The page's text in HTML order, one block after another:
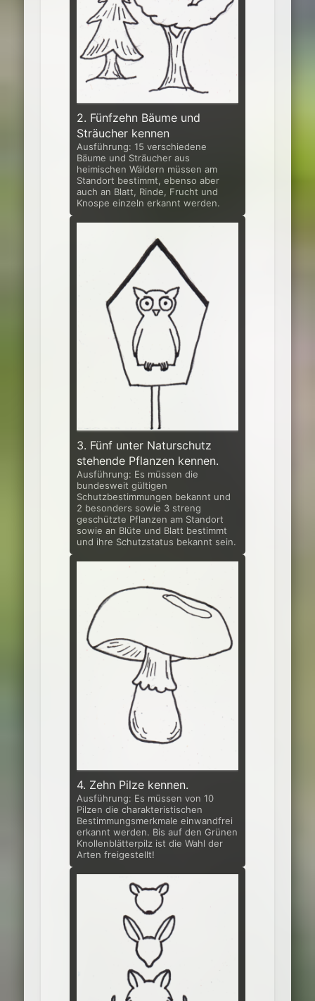
2. Fünfzehn Bäume und
Sträucher kennen
Ausführung: 15 verschiedene
Bäume und Sträucher aus
heimischen Wäldern müssen am
Standort bestimmt, ebenso aber
auch an Blatt, Rinde, Frucht und
Knospe einzeln erkannt werden.
3. Fünf unter Naturschutz
stehende Pflanzen kennen.
Ausführung: Es müssen die
bundesweit gültigen
Schutzbestimmungen be­kannt und
2 besonders sowie 3 streng
geschützte Pflanzen am Standort
sowie an Blüte und Blatt bestimmt
und ihre Schutzstatus bekannt sein.
4. Zehn Pilze kennen.
Ausführung: Es müssen von 10
Pilzen die charakteristischen
Bestimmungs­merkmale einwandfrei
erkannt werden. Bis auf den Grünen
Knollenblätterpilz ist die Wahl der
Arten freigestellt!